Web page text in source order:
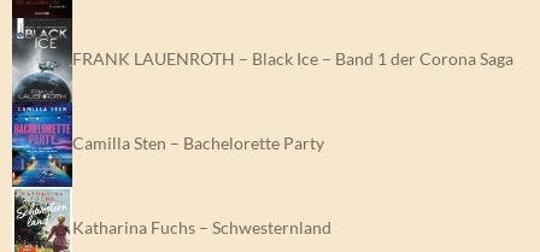
FRANK LAUENROTH – Black Ice – Band 1 der Corona Saga
Camilla Sten – Bachelorette Party
Katharina Fuchs – Schwesternland